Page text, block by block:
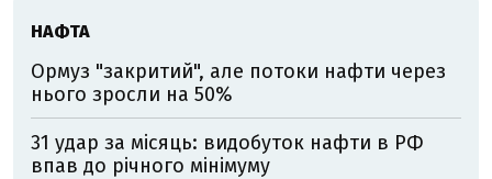
НАФТА
Ормуз "закритий", але потоки нафти через
нього зросли на 50%
31 удар за місяць: видобуток нафти в РФ
впав до річного мінімуму